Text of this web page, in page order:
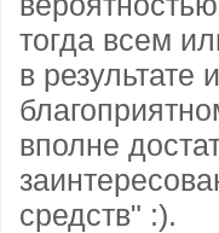
тогда всем
в
вполне
средств" :).